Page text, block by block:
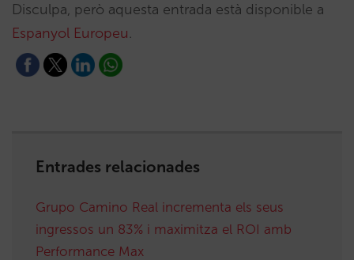
Disculpa, però aquesta entrada està disponible a
Espanyol Europeu.
Entrades relacionades
Grupo Camino Real incrementa els seus
ingressos un 83% i maximitza el ROI amb
Performance Max